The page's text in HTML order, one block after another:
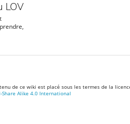
LOV
de ce wiki est placé sous les termes de la
Alike 4.0 International